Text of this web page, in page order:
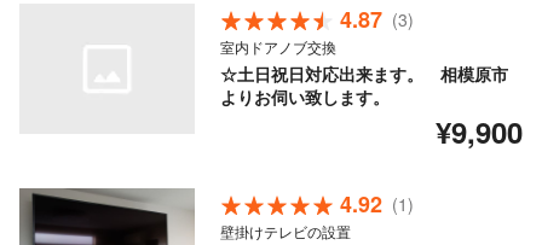
4.87 (3)
室内ドアノブ交換
☆土日祝日対応出来ます。 相模原市
よりお伺い致します。
¥9,900
4.92 (1)
壁掛けテレビの設置